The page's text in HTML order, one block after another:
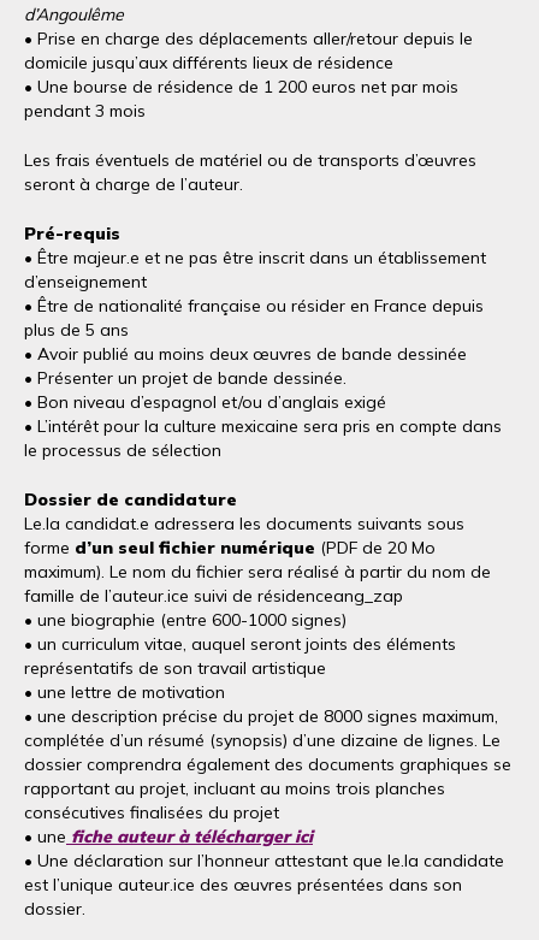
d’Angoulême
• Prise en charge des déplacements aller/retour depuis le
domicile jusqu’aux différents lieux de résidence
• Une bourse de résidence de 1 200 euros net par mois
pendant 3 mois
Les frais éventuels de matériel ou de transports d’œuvres
seront à charge de l’auteur.
Pré-requis
• Être majeur.e et ne pas être inscrit dans un établissement
d’enseignement
• Être de nationalité française ou résider en France depuis
plus de 5 ans
• Avoir publié au moins deux œuvres de bande dessinée
• Présenter un projet de bande dessinée.
• Bon niveau d’espagnol et/ou d’anglais exigé
• L’intérêt pour la culture mexicaine sera pris en compte dans
le processus de sélection
Dossier de candidature
Le.la candidat.e adressera les documents suivants sous
forme d’un seul fichier numérique (PDF de 20 Mo
maximum). Le nom du fichier sera réalisé à partir du nom de
famille de l’auteur.ice suivi de résidenceang_zap
• une biographie (entre 600-1000 signes)
• un curriculum vitae, auquel seront joints des éléments
représentatifs de son travail artistique
• une lettre de motivation
• une description précise du projet de 8000 signes maximum,
complétée d’un résumé (synopsis) d’une dizaine de lignes. Le
dossier comprendra également des documents graphiques se
rapportant au projet, incluant au moins trois planches
consécutives finalisées du projet
• une fiche auteur à télécharger ici
• Une déclaration sur l’honneur attestant que le.la candidate
est l’unique auteur.ice des œuvres présentées dans son
dossier.